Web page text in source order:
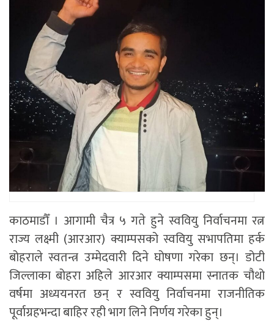
काठमाडौँ । आगामी चैत्र ५ गते हुने स्ववियु निर्वाचनमा रत्न
राज्य लक्ष्मी (आरआर) क्याम्पसको स्ववियु सभापतिमा हर्क
बोहराले स्वतन्त्र उम्मेदवारी दिने घोषणा गरेका छन्। डोटी
जिल्लाका बोहरा अहिले आरआर क्याम्पसमा स्नातक चौथो
वर्षमा अध्ययनरत छन् र स्ववियु निर्वाचनमा राजनीतिक
पूर्वाग्रहभन्दा बाहिर रही भाग लिने निर्णय गरेका हुन्।